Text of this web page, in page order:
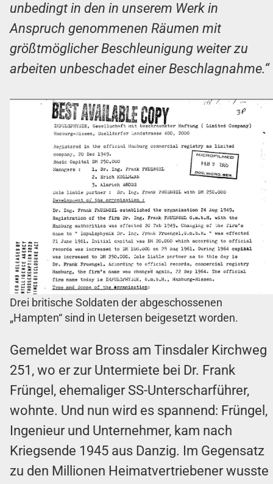
unbedingt in den in unserem Werk in
Anspruch genommenen Räumen mit
größtmöglicher Beschleunigung weiter zu
arbeiten unbeschadet einer Beschlagnahme.“
Drei britische Soldaten der abgeschossenen
„Hampten“ sind in Uetersen beigesetzt worden.
Gemeldet war Bross am Tinsdaler Kirchweg
251, wo er zur Untermiete bei Dr. Frank
Früngel, ehemaliger SS-Unterscharführer,
wohnte. Und nun wird es spannend: Früngel,
Ingenieur und Unternehmer, kam nach
Kriegsende 1945 aus Danzig. Im Gegensatz
zu den Millionen Heimatvertriebener wusste